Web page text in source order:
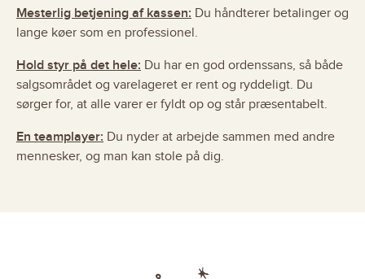
Mesterlig betjening af kassen: Du håndterer betalinger og
lange køer som en professionel.
Hold styr på det hele: Du har en god ordenssans, så både
salgsområdet og varelageret er rent og ryddeligt. Du
sørger for, at alle varer er fyldt op og står præsentabelt.
En teamplayer: Du nyder at arbejde sammen med andre
mennesker, og man kan stole på dig.